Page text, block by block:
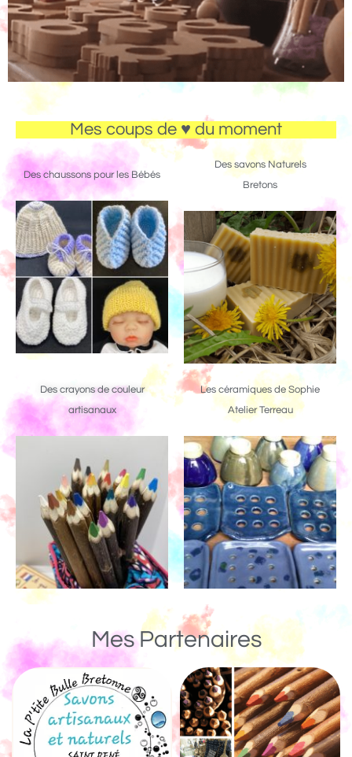
Mes coups de ♥ du moment
Des chaussons pour les Bébés
Des savons Naturels
Bretons
Des crayons de couleur
artisanaux
Les céramiques de Sophie
Atelier Terreau
Mes Partenaires